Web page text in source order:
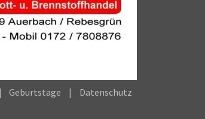
Geburtstage Datenschutz